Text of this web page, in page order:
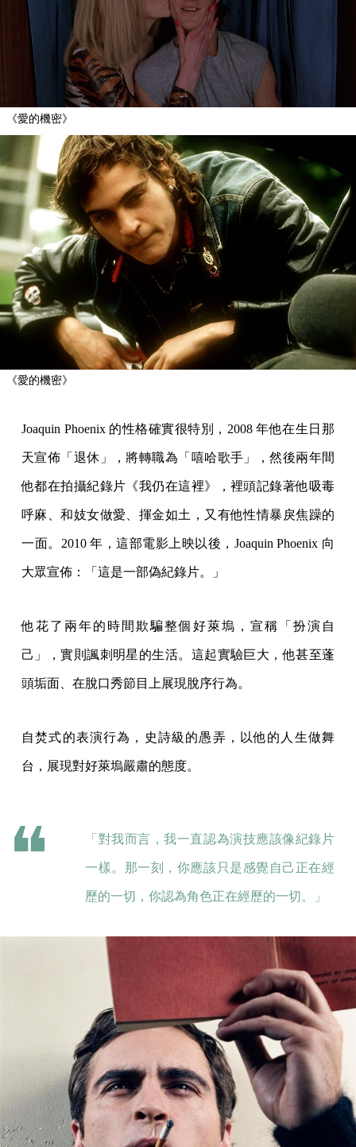
《愛的機密》
《愛的機密》
Joaquin Phoenix 的性格確實很特別，2008 年他在生日那
天宣佈「退休」，將轉職為「嘻哈歌手」，然後兩年間
他都在拍攝紀錄片《我仍在這裡》，裡頭記錄著他吸毒
呼麻、和妓女做愛、揮金如土，又有他性情暴戾焦躁的
一面。2010 年，這部電影上映以後，Joaquin Phoenix 向
大眾宣佈：「這是一部偽紀錄片。」
他花了兩年的時間欺騙整個好萊塢，宣稱「扮演自
己」，實則諷刺明星的生活。這起實驗巨大，他甚至蓬
頭垢面、在脫口秀節目上展現脫序行為。
自焚式的表演行為，史詩級的愚弄，以他的人生做舞
台，展現對好萊塢嚴肅的態度。
「對我而言，我一直認為演技應該像紀錄片
一樣。那一刻，你應該只是感覺自己正在經
歷的一切，你認為角色正在經歷的一切。」